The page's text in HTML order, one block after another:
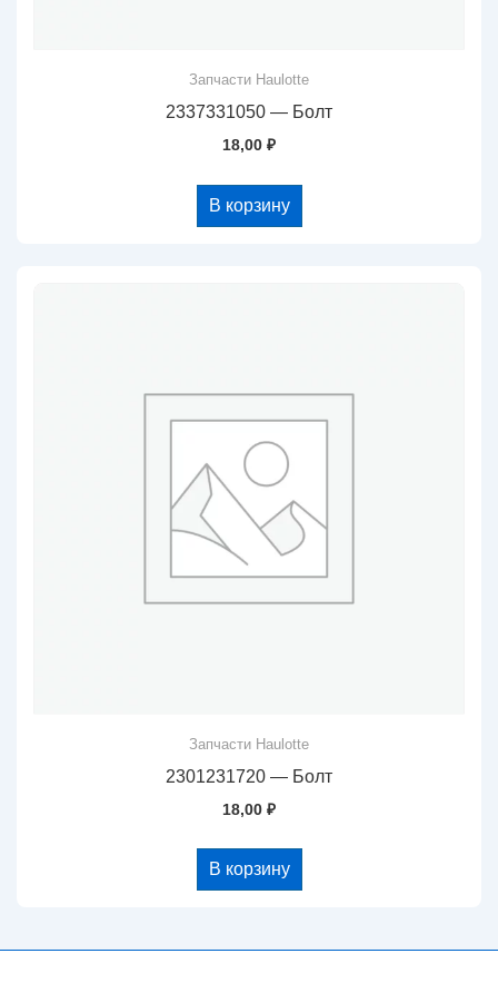
Запчасти Haulotte
2337331050 — Болт
18,00 ₽
В корзину
Запчасти Haulotte
2301231720 — Болт
18,00 ₽
В корзину